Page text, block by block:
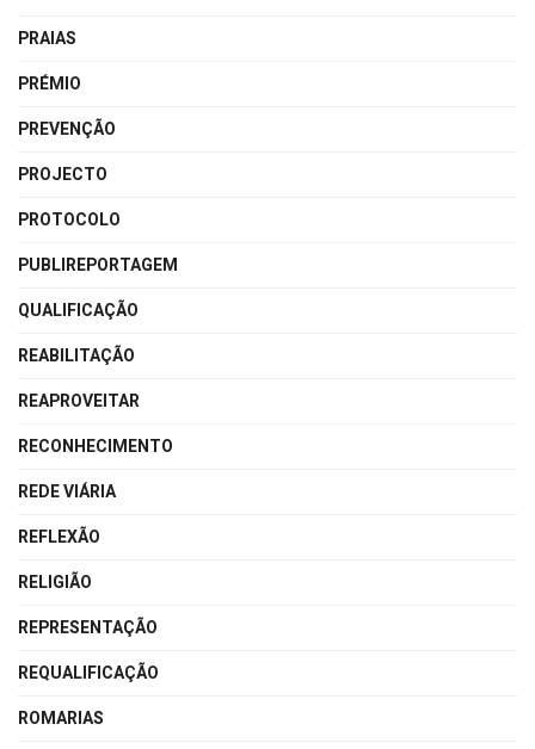
PRAIAS
PRÉMIO
PREVENÇÃO
PROJECTO
PROTOCOLO
PUBLIREPORTAGEM
QUALIFICAÇÃO
REABILITAÇÃO
REAPROVEITAR
RECONHECIMENTO
REDE VIÁRIA
REFLEXÃO
RELIGIÃO
REPRESENTAÇÃO
REQUALIFICAÇÃO
ROMARIAS